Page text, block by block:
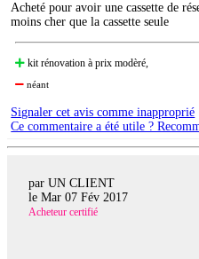
Acheté pour avoir une cassette de
moins cher que la cassette seule
kit rénovation à prix modèré,
néant
Signaler cet avis comme inapproprié
Ce commentaire a été utile ?
par UN CLIENT
le Mar 07 Fév 2017
Acheteur certifié